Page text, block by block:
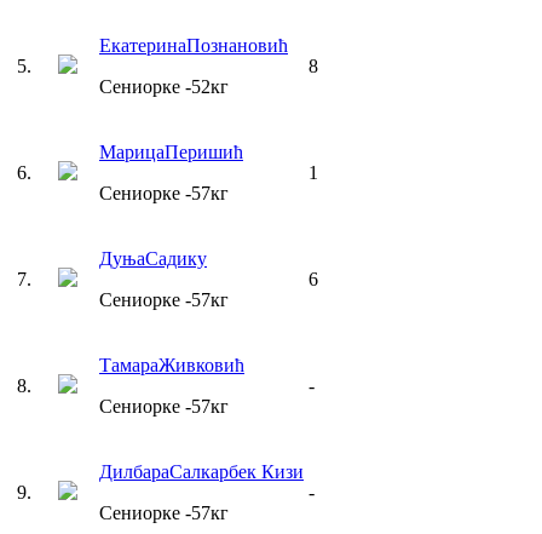
5.
ЕкатеринаПознановић
Сениорке -52кг
8
6.
МарицаПеришић
Сениорке -57кг
1
7.
ДуњаСадику
Сениорке -57кг
6
8.
ТамараЖивковић
Сениорке -57кг
-
9.
ДилбараСалкарбек Кизи
Сениорке -57кг
-